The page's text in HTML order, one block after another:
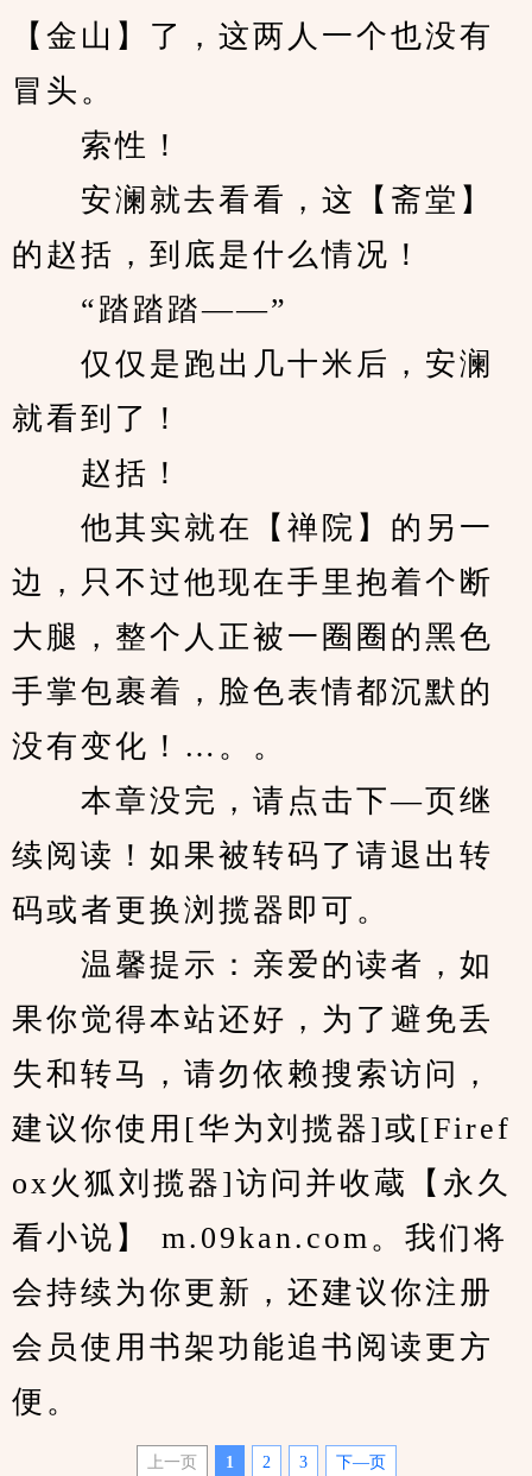
【金山】了，这两人一个也没有
冒头。
索性！
安澜就去看看，这【斋堂】
的赵括，到底是什么情况！
“踏踏踏——”
仅仅是跑出几十米后，安澜
就看到了！
赵括！
他其实就在【禅院】的另一
边，只不过他现在手里抱着个断
大腿，整个人正被一圈圈的黑色
手掌包裹着，脸色表情都沉默的
没有变化！…。。
本章没完，请点击下—页继
续阅读！如果被转码了请退出转
码或者更换浏揽器即可。
温馨提示：亲爱的读者，如
果你觉得本站还好，为了避免丢
失和转马，请勿依赖搜索访问，
建议你使用[华为刘揽器]或[Firef
ox火狐刘揽器]访问并收蔵【永久
看小说】 m.09kan.com。我们将
会持续为你更新，还建议你注册
会员使用书架功能追书阅读更方
便。
上一页 1 2 3 下—页